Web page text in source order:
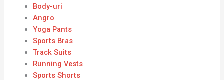
Body-uri
Angro
Yoga Pants
Sports Bras
Track Suits
Running Vests
Sports Shorts